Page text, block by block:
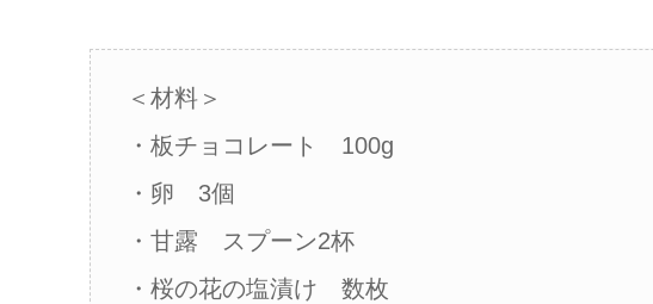
＜材料＞
・板チョコレート 100g
・卵 3個
・甘露 スプーン2杯
・桜の花の塩漬け 数枚